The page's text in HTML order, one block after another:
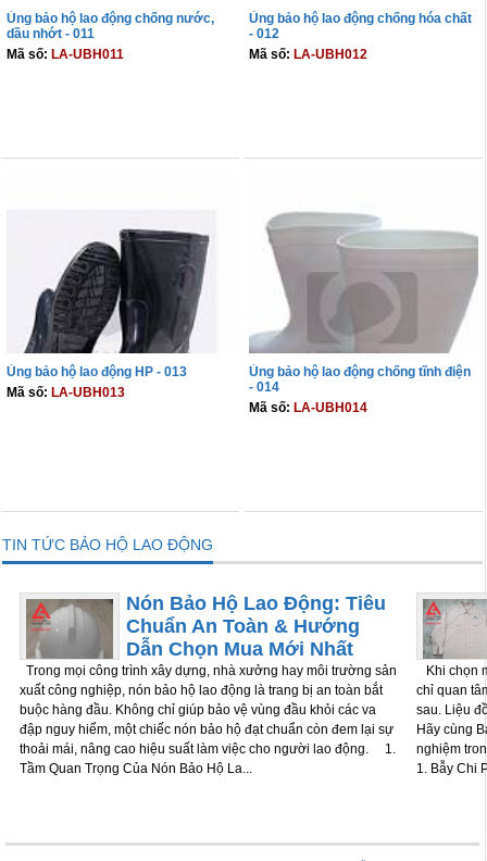
Ủng bảo hộ lao động chống nước,
dầu nhớt - 011
Mã số: LA-UBH011
Ủng bảo hộ lao động chống hóa chất
- 012
Mã số: LA-UBH012
Ủng bảo hộ lao động HP - 013
Mã số: LA-UBH013
Ủng bảo hộ lao động chống tĩnh điện
- 014
Mã số: LA-UBH014
TIN TỨC BẢO HỘ LAO ĐỘNG
Nón Bảo Hộ Lao Động: Tiêu
Chuẩn An Toàn & Hướng
Dẫn Chọn Mua Mới Nhất
Trong mọi công trình xây dựng, nhà xưởng hay môi trường sản
xuất công nghiệp, nón bảo hộ lao động là trang bị an toàn bắt
buộc hàng đầu. Không chỉ giúp bảo vệ vùng đầu khỏi các va
đập nguy hiểm, một chiếc nón bảo hộ đạt chuẩn còn đem lại sự
thoải mái, nâng cao hiệu suất làm việc cho người lao động. 1.
Tầm Quan Trọng Của Nón Bảo Hộ La...
Khi chọn
chỉ quan
sau. Liệu
Hãy cùng
nghiệm
1. Bẫy Chi